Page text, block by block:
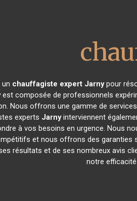
chauffagiste expert Jarnypour
est composée de professionnels
Nous offrons une gamme de
experts Jarnyinterviennent
à vos besoins en urgence. Nous
et nous offrons des garanties
résultats et de ses nombreux avis
notre